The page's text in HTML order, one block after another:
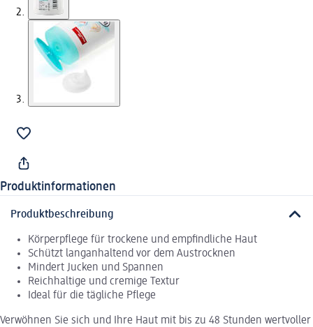
Produktinformationen
Produktbeschreibung
Körperpflege für trockene und empfindliche Haut
Schützt langanhaltend vor dem Austrocknen
Mindert Jucken und Spannen
Reichhaltige und cremige Textur
Ideal für die tägliche Pflege
Verwöhnen Sie sich und Ihre Haut mit bis zu 48 Stunden wertvoller